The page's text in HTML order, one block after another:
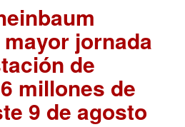
jornada
de
millones de
9 de agosto